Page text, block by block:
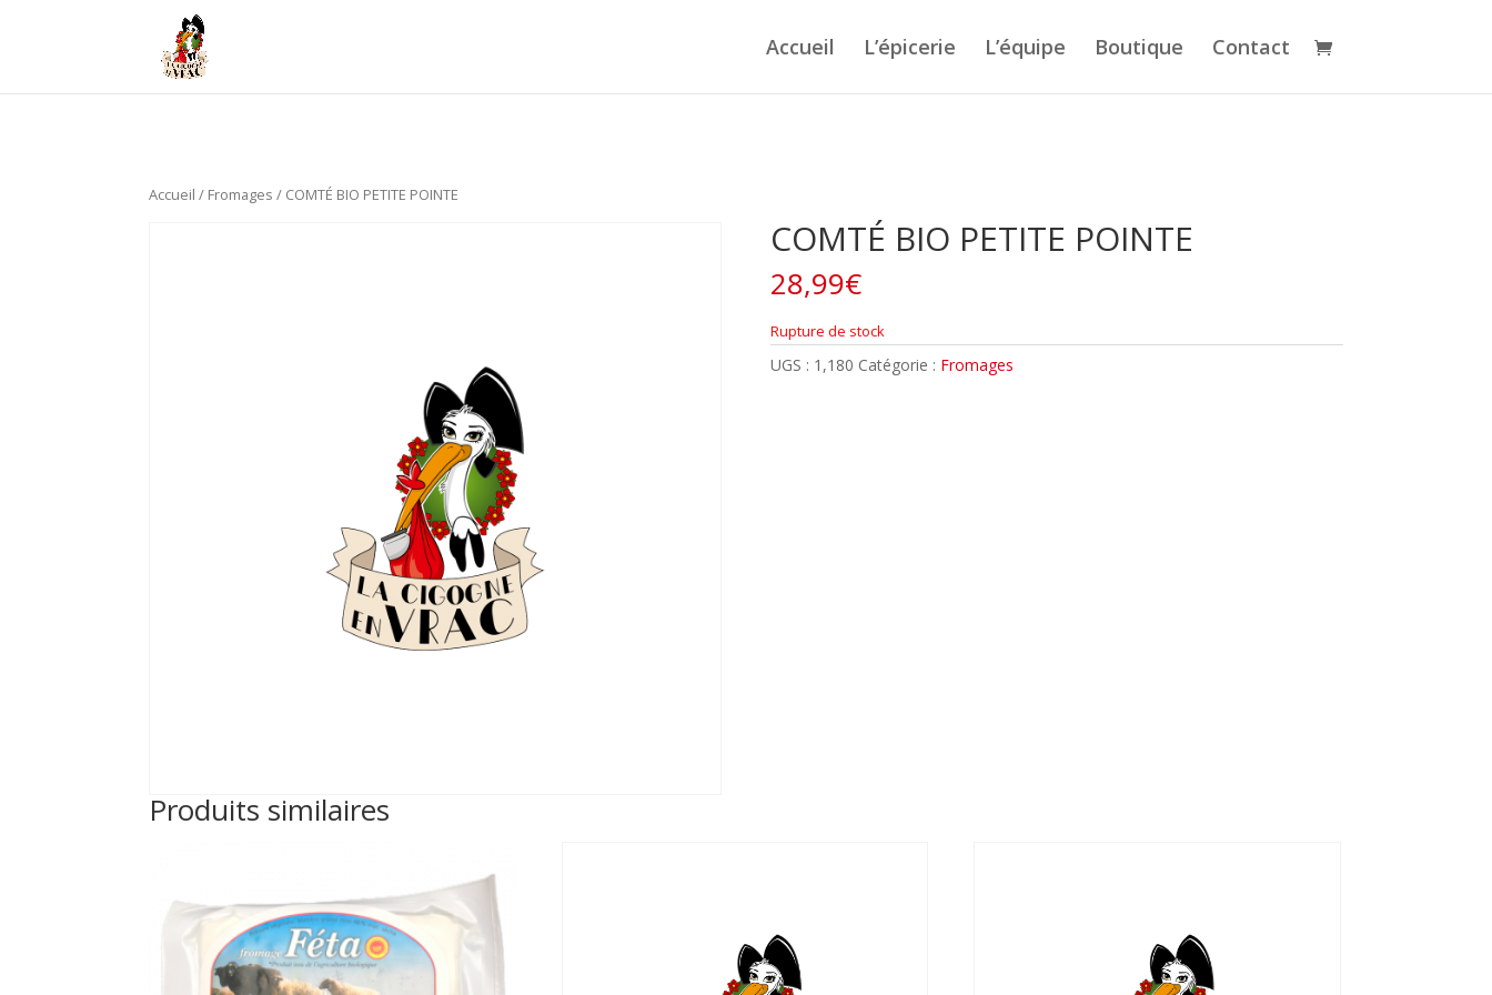
Accueil L’épicerie L’équipe Boutique Contact
Accueil / Fromages / COMTÉ BIO PETITE POINTE
COMTÉ BIO PETITE POINTE
28,99€
Rupture de stock
UGS : 1,180 Catégorie : Fromages
Produits similaires